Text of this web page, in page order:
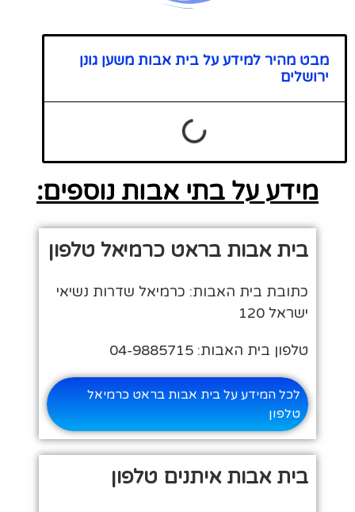
מבט מהיר למידע על בית אבות משען גונן
ירושלים
מידע על בתי אבות נוספים:
בית אבות בראט כרמיאל טלפון
כתובת בית האבות: כרמיאל שדרות נשיאי
ישראל 120
טלפון בית האבות: 04-9885715
לכל המידע על בית אבות בראט כרמיאל
טלפון
בית אבות איתנים טלפון